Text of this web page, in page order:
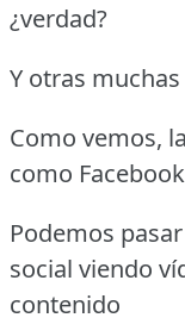
¿verdad?
Y otras
Como vemos,
como
Podemos
social viendo
contenido